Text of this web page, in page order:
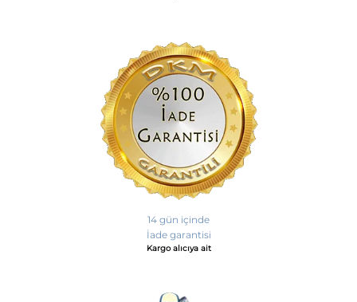
14 gün içinde
İade garantisi
Kargo alıcıya ait